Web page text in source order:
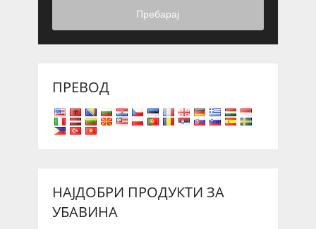
Пребарај
ПРЕВОД
НАЈДОБРИ ПРОДУКТИ ЗА
УБАВИНА